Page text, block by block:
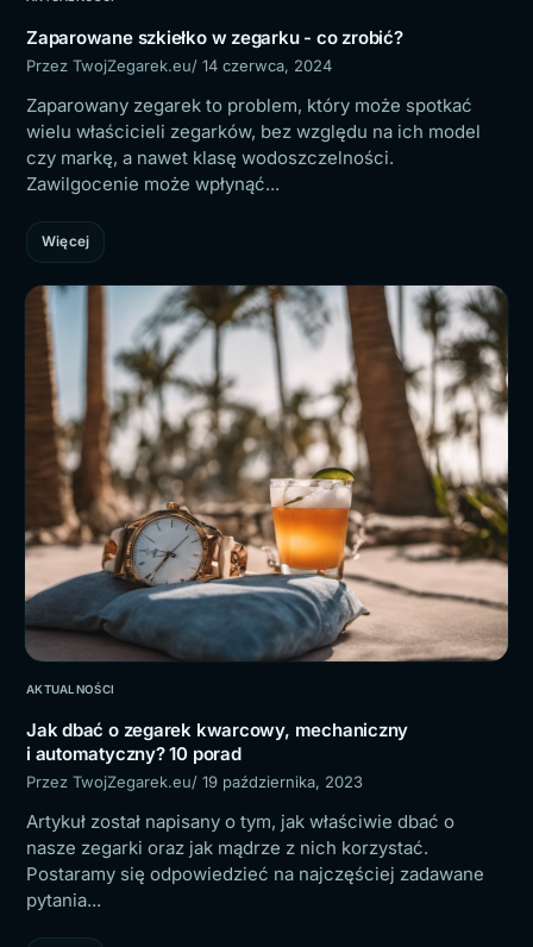
Zaparowane szkiełko w zegarku - co zrobić?
Przez TwojZegarek.eu/ 14 czerwca, 2024
Zaparowany zegarek to problem, który może spotkać
wielu właścicieli zegarków, bez względu na ich model
czy markę, a nawet klasę wodoszczelności.
Zawilgocenie może wpłynąć...
Więcej
AKTUALNOŚCI
Jak dbać o zegarek kwarcowy, mechaniczny
i automatyczny? 10 porad
Przez TwojZegarek.eu/ 19 października, 2023
Artykuł został napisany o tym, jak właściwie dbać o
nasze zegarki oraz jak mądrze z nich korzystać.
Postaramy się odpowiedzieć na najczęściej zadawane
pytania...